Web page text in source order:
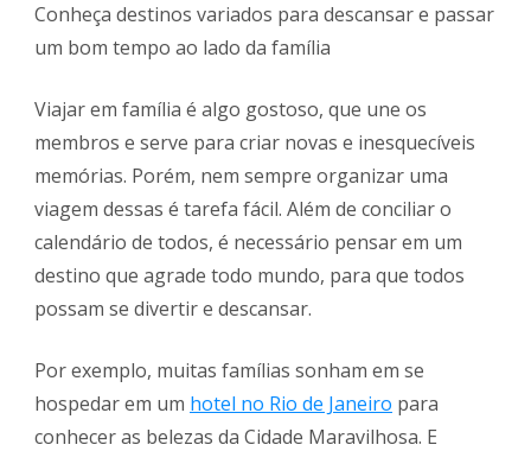
Conheça destinos variados para descansar e passar
um bom tempo ao lado da família
Viajar em família é algo gostoso, que une os
membros e serve para criar novas e inesquecíveis
memórias. Porém, nem sempre organizar uma
viagem dessas é tarefa fácil. Além de conciliar o
calendário de todos, é necessário pensar em um
destino que agrade todo mundo, para que todos
possam se divertir e descansar.
Por exemplo, muitas famílias sonham em se
hospedar em um hotel no Rio de Janeiro para
conhecer as belezas da Cidade Maravilhosa. E